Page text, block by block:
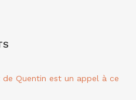
Quentin est un appel à ce